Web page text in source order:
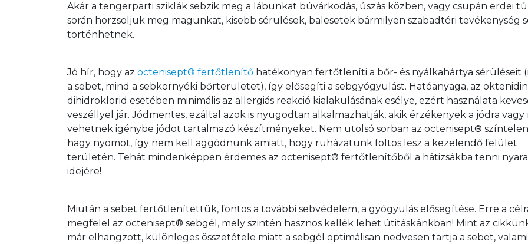
Akár a tengerparti sziklák sebzik meg a lábunkat búvárkodás, úszás közben, vagy csupán erdei
során horzsoljuk meg magunkat, kisebb sérülések, balesetek bármilyen szabadtéri tevékenység
történhetnek.
Jó hír, hogy az octenisept® fertőtlenítő hatékonyan fertőtleníti a bőr- és nyálkahártya sérüléseit
a sebet, mind a sebkörnyéki bőrterületet), így elősegíti a sebgyógyulást. Hatóanyaga, az
dihidroklorid esetében minimális az allergiás reakció kialakulásának esélye, ezért használata
veszéllyel jár. Jódmentes, ezáltal azok is nyugodtan alkalmazhatják, akik érzékenyek a jódra
vehetnek igénybe jódot tartalmazó készítményeket. Nem utolsó sorban az octenisept®
hagy nyomot, így nem kell aggódnunk amiatt, hogy ruházatunk foltos lesz a kezelendő felület
területén. Tehát mindenképpen érdemes az octenisept® fertőtlenítőből a hátizsákba tenni
idejére!
Miután a sebet fertőtlenítettük, fontos a további sebvédelem, a gyógyulás elősegítése. Erre a
megfelel az octenisept® sebgél, mely szintén hasznos kellék lehet útitáskánkban! Mint az
már elhangzott, különleges összetétele miatt a sebgél optimálisan nedvesen tartja a sebet,